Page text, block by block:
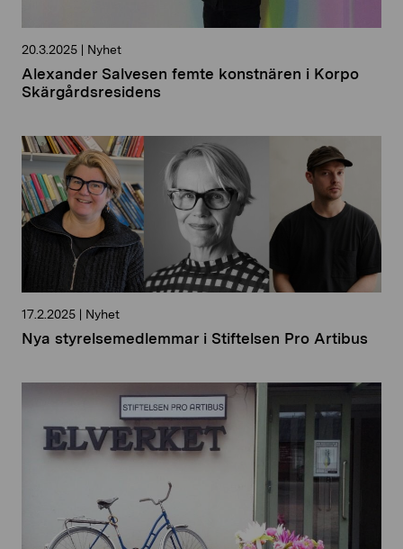
20.3.2025 | Nyhet
Alexander Salvesen femte konstnären i Korpo
Skärgårdsresidens
17.2.2025 | Nyhet
Nya styrelsemedlemmar i Stiftelsen Pro Artibus